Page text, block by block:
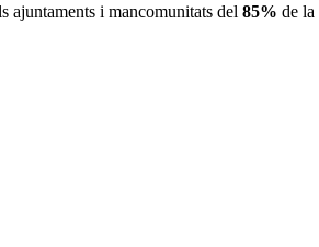
ajuntaments i mancomunitats del 85% de la